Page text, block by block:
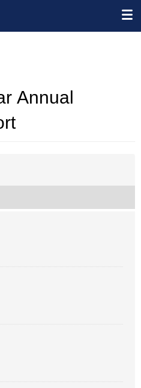
Annual